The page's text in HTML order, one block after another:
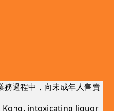
務過程中，向未成年人售賣
Kong, intoxicating liquor